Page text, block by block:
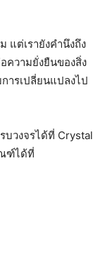
แต่เรายังคำนึงถึง
ความยั่งยืนของสิ่ง
ารเปลี่ยนแปลงไป
บวงจรได้ที่ Crystal
ฑ์ได้ที่